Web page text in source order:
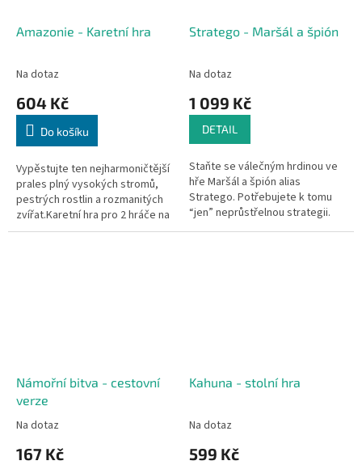
Amazonie - Karetní hra
Na dotaz
604 Kč
Do košíku
Vypěstujte ten nejharmoničtější
prales plný vysokých stromů,
pestrých rostlin a rozmanitých
zvířat.Karetní hra pro 2 hráče na
principu výběru karet z nabídky
Stratego - Maršál a špión
Na dotaz
1 099 Kč
DETAIL
Staňte se válečným hrdinou ve
hře Maršál a špión alias
Stratego. Potřebujete k tomu
“jen” neprůstřelnou strategii.
Vhodným rozmístěním min,
Námořní bitva - cestovní
verze
Na dotaz
167 Kč
Kahuna - stolní hra
Na dotaz
599 Kč